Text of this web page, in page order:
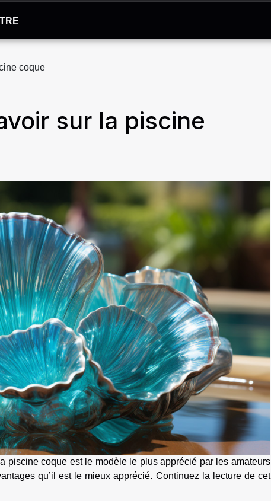
coque
sur la piscine
piscine coque est le modèle le plus apprécié par les amateurs
qu’il est le mieux apprécié. Continuez la lecture de cet